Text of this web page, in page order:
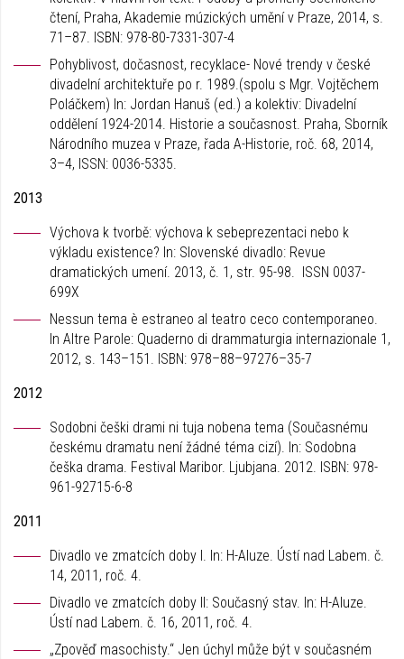
čtení, Praha, Akademie múzických umění v Praze, 2014, s.
71–87. ISBN: 978-80-7331-307-4
Pohyblivost, dočasnost, recyklace- Nové trendy v české
divadelní architektuře po r. 1989.(spolu s Mgr. Vojtěchem
Poláčkem) In: Jordan Hanuš (ed.) a kolektiv: Divadelní
oddělení 1924-2014. Historie a současnost. Praha, Sborník
Národního muzea v Praze, řada A-Historie, roč. 68, 2014,
3–4, ISSN: 0036-5335.
2013
Výchova k tvorbě: výchova k sebeprezentaci nebo k
výkladu existence? In: Slovenské divadlo: Revue
dramatických umení. 2013, č. 1, str. 95-98. ISSN 0037-
699X
Nessun tema è estraneo al teatro ceco contemporaneo.
In Altre Parole: Quaderno di drammaturgia internazionale 1,
2012, s. 143–151. ISBN: 978–88–97276–35-7
2012
Sodobni češki drami ni tuja nobena tema (Současnému
českému dramatu není žádné téma cizí). In: Sodobna
češka drama. Festival Maribor. Ljubjana. 2012. ISBN: 978-
961-92715-6-8
2011
Divadlo ve zmatcích doby I. In: H-Aluze. Ústí nad Labem. č.
14, 2011, roč. 4.
Divadlo ve zmatcích doby II: Současný stav. In: H-Aluze.
Ústí nad Labem. č. 16, 2011, roč. 4.
„Zpověď masochisty.“ Jen úchyl může být v současném